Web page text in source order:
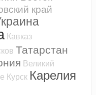
край
Кавказ
Татарстан
Великий
Курск Карелия